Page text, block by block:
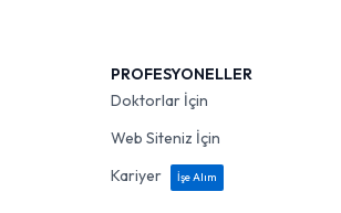
PROFESYONELLER
Doktorlar İçin
Web Siteniz İçin
Kariyer
İşe Alım